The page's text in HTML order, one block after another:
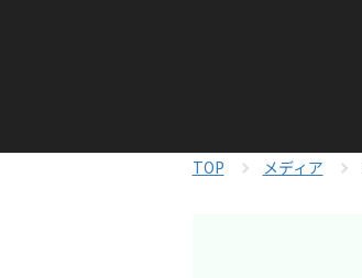
TOP メディア